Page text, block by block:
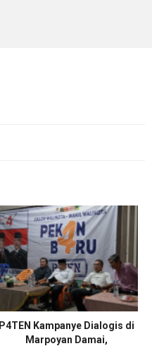
P4TEN Kampanye Dialogis di
Marpoyan Damai,